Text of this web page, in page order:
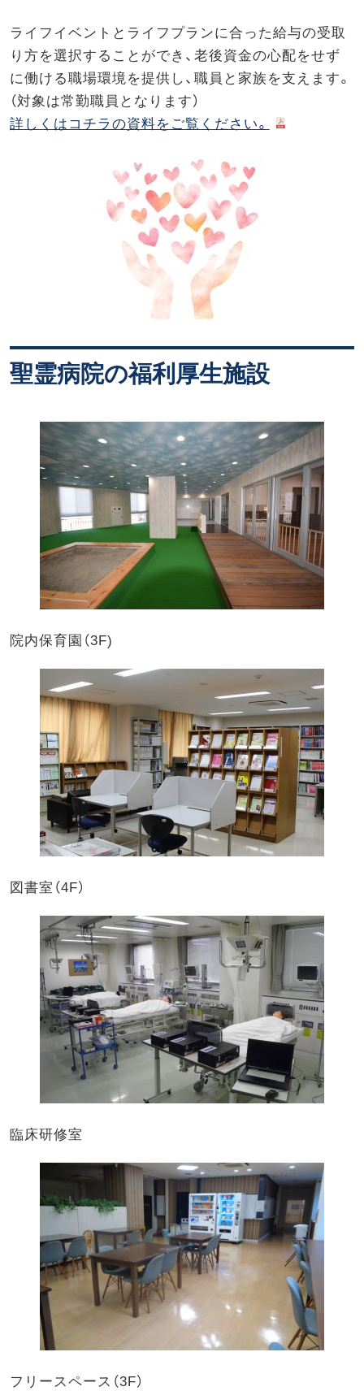
ライフイベントとライフプランに合った給与の受取
り方を選択することができ、老後資金の心配をせず
に働ける職場環境を提供し、職員と家族を支えます。
（対象は常勤職員となります）
詳しくはコチラの資料をご覧ください。
聖霊病院の福利厚生施設
院内保育園（3F)
図書室（4F）
臨床研修室
フリースペース（3F）